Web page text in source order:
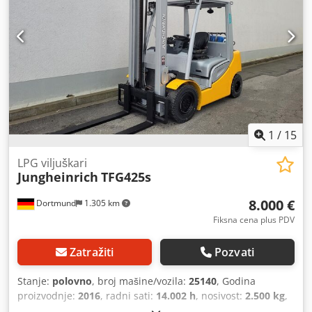
upotrebu Stanje Tehnički: loš Opis: Dodatni podaci na
zahtev Sideshifters, 3. Ventil, prednja radna svetla, grejač,
rešetka za zaštitu opterećenja, puna kabina, CE sertifikat,
rotirajući svetionik, brisači, sedište,
1 / 15
Dortmund 1.305 km
LPG viljuškari
Jungheinrich TFG425s
8.000 €
Fiksna cena plus PDV
Zatražiti Pozvati
Stanje: polovno, broj mašine/vozila: 25140, Godina
proizvodnje: 2016, radni sati: 14.002 h, nosivost: 2.500 kg,